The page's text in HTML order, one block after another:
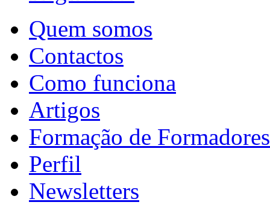
Quem somos
Contactos
Como funciona
Artigos
Formação de Formadores
Perfil
Newsletters